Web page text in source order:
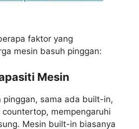
faktor yang
mesin basuh pinggan:
Mesin
pinggan, sama ada built-in,
mempengaruhi
Mesin built-in biasanya